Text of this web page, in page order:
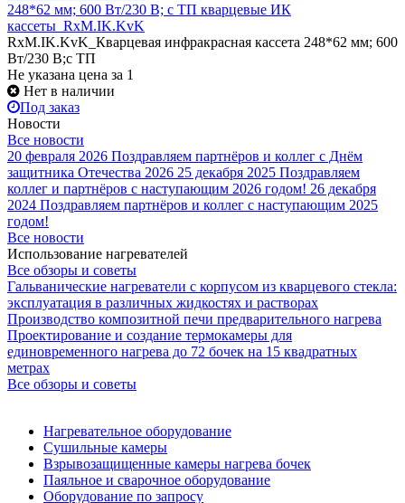
248*62 мм; 600 Вт/230 В; с ТП кварцевые ИК
кассеты_RxM.IK.KvK
RxM.IK.KvK_Кварцевая инфракрасная кассета 248*62 мм; 600
Вт/230 В;с ТП
Не указана цена за 1
Нет в наличии
Под заказ
Новости
Все новости
20 февраля 2026 Поздравляем партнёров и коллег с Днём
защитника Отечества 2026 25 декабря 2025 Поздравляем
коллег и партнёров с наступающим 2026 годом! 26 декабря
2024 Поздравляем партнёров и коллег с наступающим 2025
годом!
Все новости
Использование нагревателей
Все обзоры и советы
Гальванические нагреватели с корпусом из кварцевого стекла:
эксплуатация в различных жидкостях и растворах
Производство композитной печи предварительного нагрева
Проектирование и создание термокамеры для
единовременного нагрева до 72 бочек на 15 квадратных
метрах
Все обзоры и советы
Нагревательное оборудование
Сушильные камеры
Взрывозащищенные камеры нагрева бочек
Паяльное и сварочное оборудование
Оборудование по запросу